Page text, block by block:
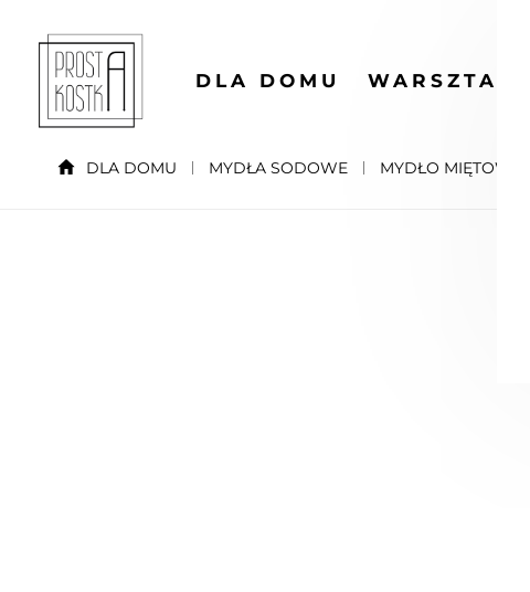
DLA DOMU WARSZTATY
DLA DOMU MYDŁA SODOWE MYDŁO MIĘTOWE